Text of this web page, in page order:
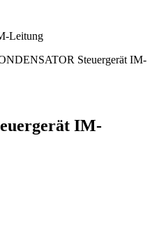
Leitung
Steuergerät IM-
IM-